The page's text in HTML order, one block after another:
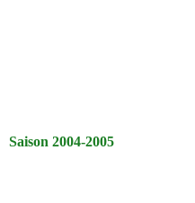
Saison 2004-2005